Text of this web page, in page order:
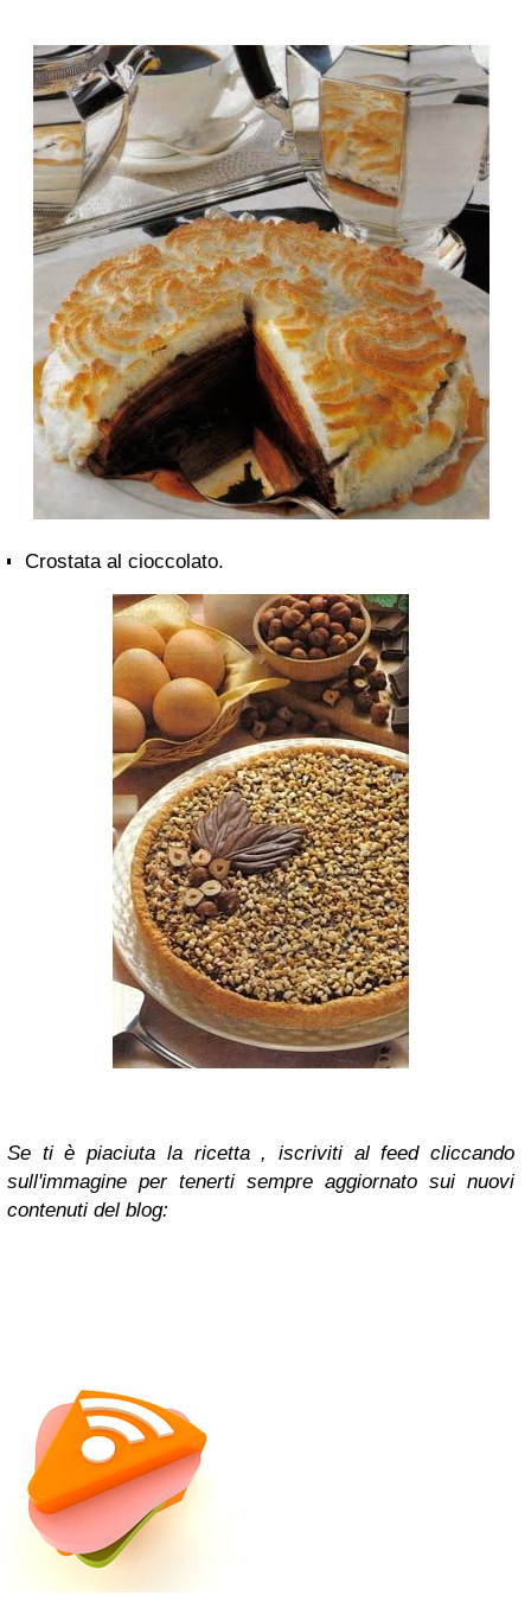
Crostata al cioccolato.
Se ti è piaciuta la ricetta , iscriviti al feed cliccando
sull'immagine per tenerti sempre aggiornato sui nuovi
contenuti del blog: